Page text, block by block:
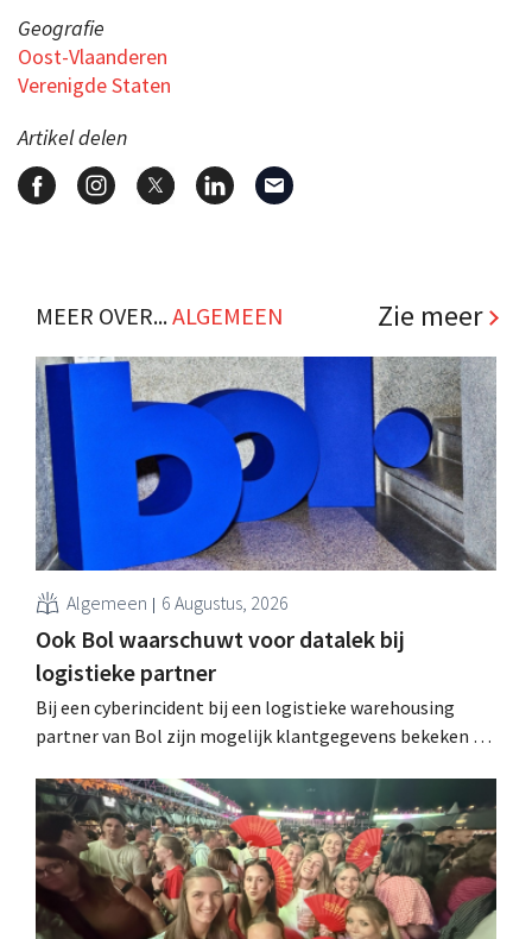
Geografie
Oost-Vlaanderen
Verenigde Staten
Artikel delen
MEER OVER...ALGEMEEN Zie meer
Algemeen 6 Augustus, 2026
Ook Bol waarschuwt voor datalek bij
logistieke partner
Bij een cyberincident bij een logistieke warehousing
partner van Bol zijn mogelijk klantgegevens bekeken of
waarvoor de Bijenkorf ook al waarschuwde.